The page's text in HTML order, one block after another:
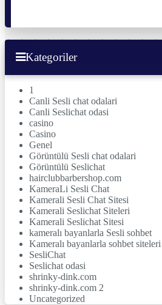
Kategoriler
1
Canli Sesli chat odalari
Canli Seslichat odasi
casino
Casino
Genel
Görüntülü Sesli chat odalari
Görüntülü Seslichat
hairclubbarbershop.com
KameraLi Sesli Chat
Kamerali Sesli Chat Sitesi
Kamerali Seslichat Siteleri
Kamerali Seslichat Sitesi
kameralı bayanlarla Sesli sohbet
Kameralı bayanlarla sohbet siteleri
SesliChat
Seslichat odasi
shrinky-dink.com
shrinky-dink.com 2
Uncategorized